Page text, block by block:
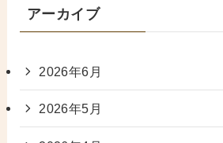
アーカイブ
2026年6月
2026年5月